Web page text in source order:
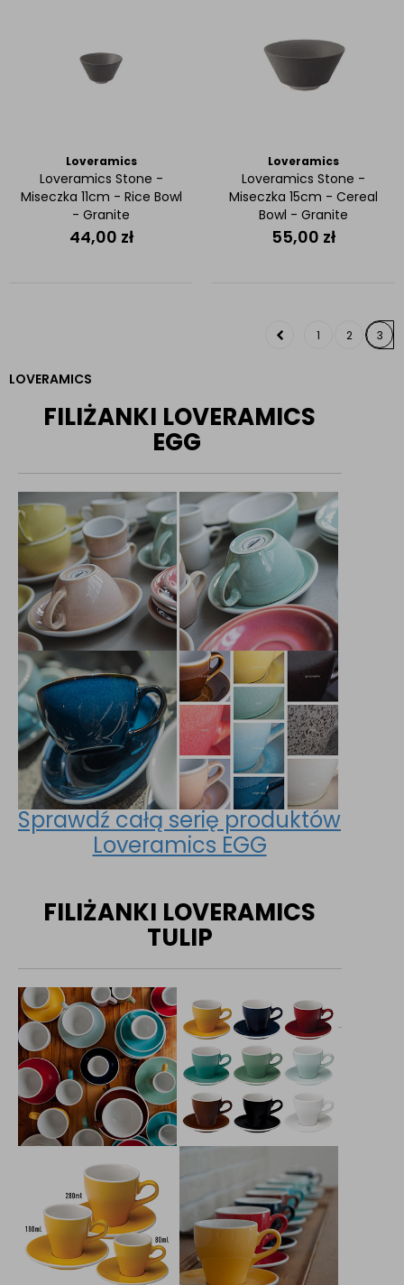
Loveramics
Loveramics Stone -
Miseczka 11cm - Rice Bowl
- Granite
44,00 zł
Loveramics
Loveramics Stone -
Miseczka 15cm - Cereal
Bowl - Granite
55,00 zł
1 2 3
LOVERAMICS
FILIŻANKI LOVERAMICS
EGG
Sprawdź całą serię produktów
Loveramics EGG
FILIŻANKI LOVERAMICS
TULIP